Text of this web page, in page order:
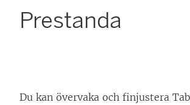
Prestanda
Du kan övervaka och finjustera